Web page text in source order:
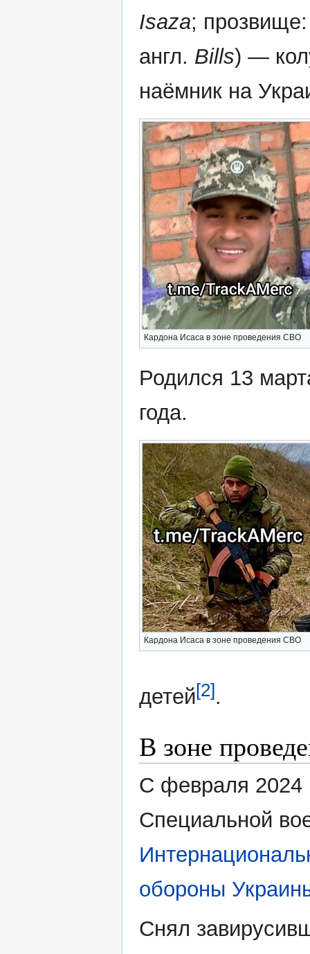
Isaza;
англ. Bills) —
наёмник на
Кардона Исаса в зоне проведения СВО
Родился 13
года.
Кардона Исаса в зоне проведения СВО
детей[2].
В зоне
С февраля 2024
Специальной
обороны
Снял